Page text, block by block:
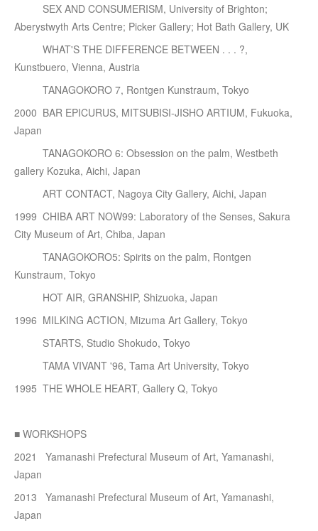
SEX AND CONSUMERISM, University of Brighton;
Aberystwyth Arts Centre; Picker Gallery; Hot Bath Gallery, UK
WHAT'S THE DIFFERENCE BETWEEN . . . ?,
Kunstbuero, Vienna, Austria
TANAGOKORO 7, Rontgen Kunstraum, Tokyo
2000 BAR EPICURUS, MITSUBISI-JISHO ARTIUM, Fukuoka,
Japan
TANAGOKORO 6: Obsession on the palm, Westbeth
gallery Kozuka, Aichi, Japan
ART CONTACT, Nagoya City Gallery, Aichi, Japan
1999 CHIBA ART NOW99: Laboratory of the Senses, Sakura
City Museum of Art, Chiba, Japan
TANAGOKORO5: Spirits on the palm, Rontgen
Kunstraum, Tokyo
HOT AIR, GRANSHIP, Shizuoka, Japan
1996 MILKING ACTION, Mizuma Art Gallery, Tokyo
STARTS, Studio Shokudo, Tokyo
TAMA VIVANT '96, Tama Art University, Tokyo
1995 THE WHOLE HEART, Gallery Q, Tokyo
■ WORKSHOPS
2021 Yamanashi Prefectural Museum of Art, Yamanashi,
Japan
2013 Yamanashi Prefectural Museum of Art, Yamanashi,
Japan